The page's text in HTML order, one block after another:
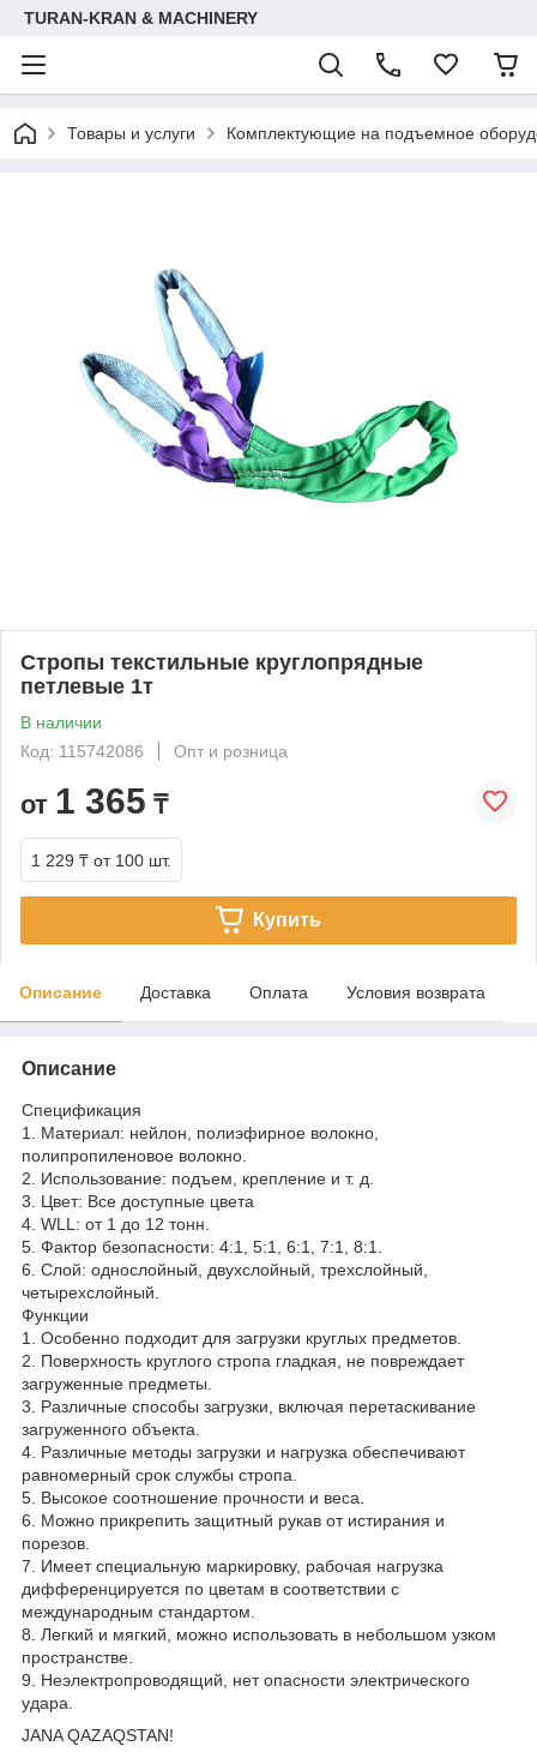
TURAN-KRAN & MACHINERY
Товары и услуги Комплектующие на подъемное
Стропы текстильные круглопрядные
петлевые 1т
В наличии
Код: 115742086
Опт и розница
от 1 365 ₸
1 229 ₸ от 100 шт.
Купить
Описание Доставка Оплата Условия возврата
Описание
Спецификация
1. Материал: нейлон, полиэфирное волокно,
полипропиленовое волокно.
2. Использование: подъем, крепление и т. д.
3. Цвет: Все доступные цвета
4. WLL: от 1 до 12 тонн.
5. Фактор безопасности: 4:1, 5:1, 6:1, 7:1, 8:1.
6. Слой: однослойный, двухслойный, трехслойный,
четырехслойный.
Функции
1. Особенно подходит для загрузки круглых предметов.
2. Поверхность круглого стропа гладкая, не повреждает
загруженные предметы.
3. Различные способы загрузки, включая перетаскивание
загруженного объекта.
4. Различные методы загрузки и нагрузка обеспечивают
равномерный срок службы стропа.
5. Высокое соотношение прочности и веса.
6. Можно прикрепить защитный рукав от истирания и
порезов.
7. Имеет специальную маркировку, рабочая нагрузка
дифференцируется по цветам в соответствии с
международным стандартом.
8. Легкий и мягкий, можно использовать в небольшом узком
пространстве.
9. Неэлектропроводящий, нет опасности электрического
удара.
JANA QAZAQSTAN!